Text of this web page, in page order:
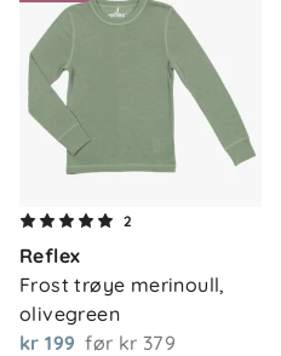
2
Reflex
Frost trøye merinoull,
olivegreen
kr 199 før kr 379